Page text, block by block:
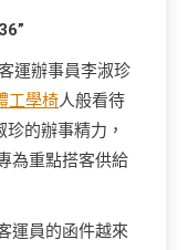
運辦事員李淑珍
工學椅人般看待
的辦事精力，
為重點搭客供給
運員的函件越來